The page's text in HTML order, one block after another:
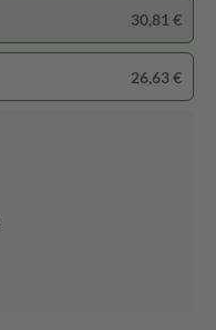
30,81 €
26,63 €